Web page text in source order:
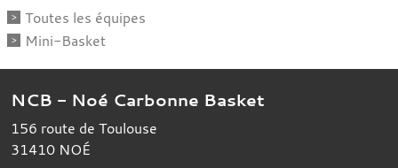
Toutes les équipes
Mini-Basket
NCB - Noé Carbonne Basket
156 route de Toulouse
31410 NOÉ